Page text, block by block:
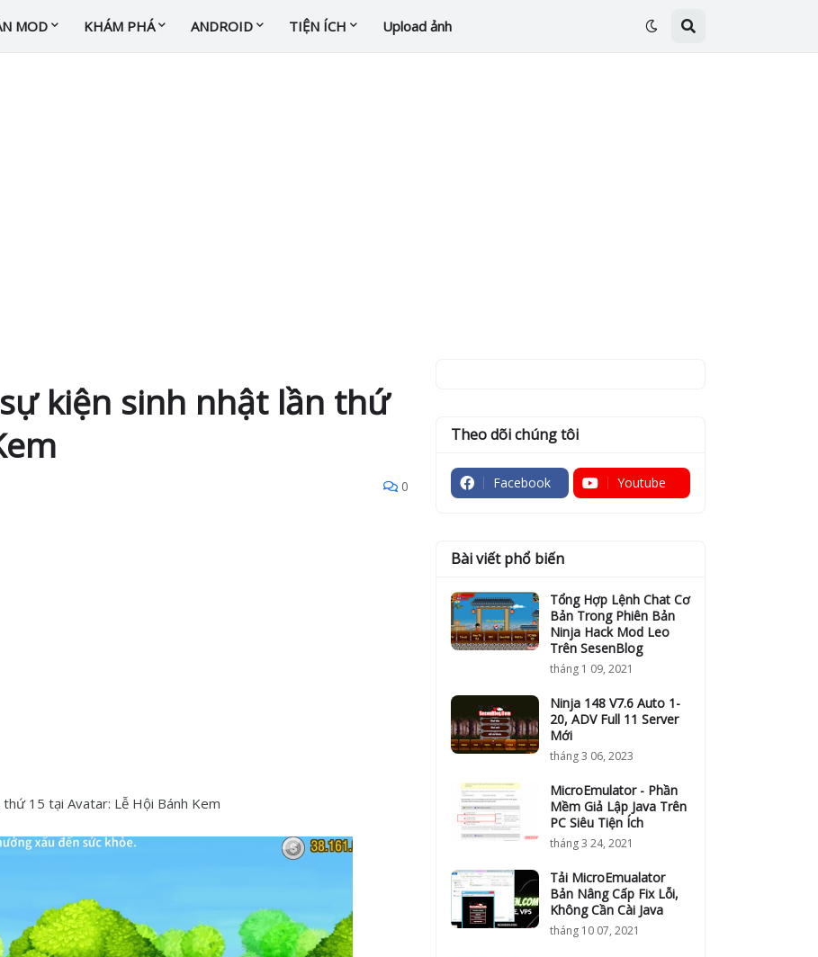
MOD KHÁM PHÁ ANDROID TIỆN ÍCH Upload ảnh
kiện sinh nhật lần thứ
0
thứ 15 tại Avatar: Lễ Hội Bánh Kem
Theo dõi chúng tôi
Facebook Youtube
Bài viết phổ biến
Tổng Hợp Lệnh Chat Cơ
Bản Trong Phiên Bản
Ninja Hack Mod Leo
Trên SesenBlog
tháng 1 09, 2021
Ninja 148 V7.6 Auto 1-
20, ADV Full 11 Server
Mới
tháng 3 06, 2023
MicroEmulator - Phần
Mềm Giả Lập Java Trên
PC Siêu Tiện Ích
tháng 3 24, 2021
Tải MicroEmualator
Bản Nâng Cấp Fix Lỗi,
Không Cần Cài Java
tháng 10 07, 2021